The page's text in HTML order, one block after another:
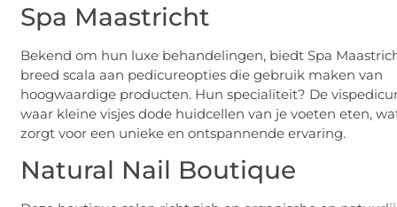
Spa Maastricht
Bekend om hun luxe behandelingen, biedt Spa
breed scala aan pedicureopties die gebruik maken van
hoogwaardige producten. Hun specialiteit? De
waar kleine visjes dode huidcellen van je voeten eten,
zorgt voor een unieke en ontspannende ervaring.
Natural Nail Boutique